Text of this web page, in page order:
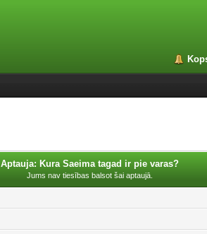
Aptauja: Kura Saeima tagad ir pie varas?
Jums nav tiesības balsot šai aptaujā.